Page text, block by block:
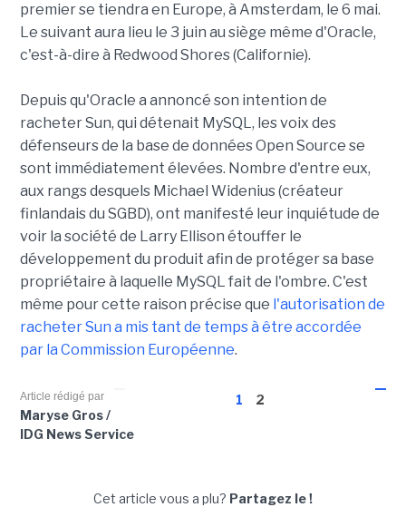
premier se tiendra en Europe, à Amsterdam, le 6 mai.
Le suivant aura lieu le 3 juin au siège même d'Oracle,
c'est-à-dire à Redwood Shores (Californie).
Depuis qu'Oracle a annoncé son intention de
racheter Sun, qui détenait MySQL, les voix des
défenseurs de la base de données Open Source se
sont immédiatement élevées. Nombre d'entre eux,
aux rangs desquels Michael Widenius (créateur
finlandais du SGBD), ont manifesté leur inquiétude de
voir la société de Larry Ellison étouffer le
développement du produit afin de protéger sa base
propriétaire à laquelle MySQL fait de l'ombre. C'est
même pour cette raison précise que l'autorisation de
racheter Sun a mis tant de temps à être accordée
par la Commission Européenne.
1 2
Article rédigé par
Maryse Gros /
IDG News Service
Cet article vous a plu? Partagez le !